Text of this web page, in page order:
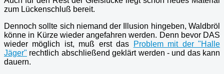
zum Lückenschluß bereit.
Dennoch sollte sich niemand der Illusion hingeben, Waldbröl
könne in Kürze wieder angefahren werden. Denn bevor DAS
wieder möglich ist, muß erst das
Problem mit der "Halle
Jäger" rechtlich abschließend geklärt werden - und das kann
dauern.